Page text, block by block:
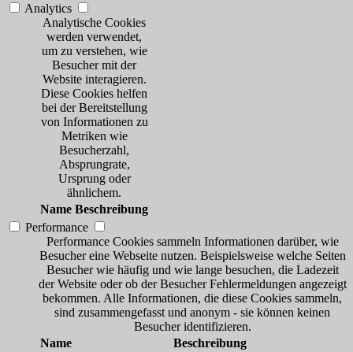
Analytics
Analytische Cookies
werden verwendet,
um zu verstehen, wie
Besucher mit der
Website interagieren.
Diese Cookies helfen
bei der Bereitstellung
von Informationen zu
Metriken wie
Besucherzahl,
Absprungrate,
Ursprung oder
ähnlichem.
Name Beschreibung
Performance
Performance Cookies sammeln Informationen darüber, wie
Besucher eine Webseite nutzen. Beispielsweise welche Seiten
Besucher wie häufig und wie lange besuchen, die Ladezeit
der Website oder ob der Besucher Fehlermeldungen angezeigt
bekommen. Alle Informationen, die diese Cookies sammeln,
sind zusammengefasst und anonym - sie können keinen
Besucher identifizieren.
Name
Beschreibung